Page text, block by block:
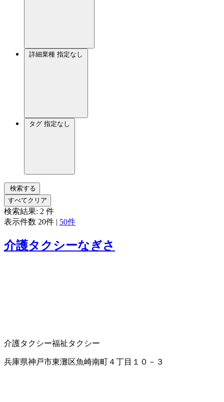
詳細業種 指定なし
タグ 指定なし
検索する
すべてクリア
検索結果: 2 件
表示件数 20件 | 50件
介護タクシーなぎさ
介護タクシー福祉タクシー
兵庫県神戸市東灘区魚崎南町４丁目１０－３